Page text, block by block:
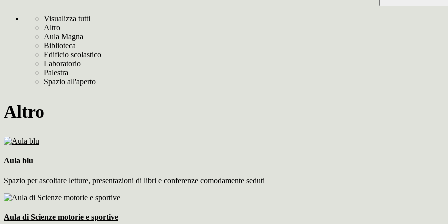
Visualizza tutti
Altro
Aula Magna
Biblioteca
Edificio scolastico
Laboratorio
Palestra
Spazio all'aperto
Altro
Aula blu
Spazio per ascoltare letture, presentazioni di libri e conferenze comodamente seduti
Aula di Scienze motorie e sportive